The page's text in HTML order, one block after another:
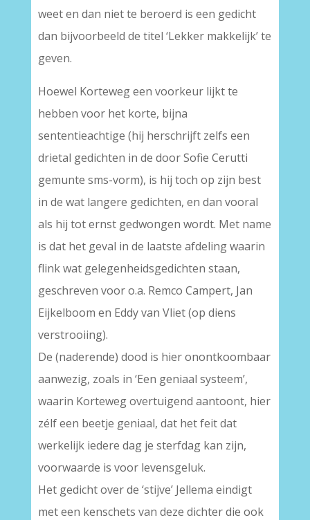
weet en dan niet te beroerd is een gedicht
dan bijvoorbeeld de titel ‘Lekker makkelijk’ te
geven.
Hoewel Korteweg een voorkeur lijkt te
hebben voor het korte, bijna
sententieachtige (hij herschrijft zelfs een
drietal gedichten in de door Sofie Cerutti
gemunte sms-vorm), is hij toch op zijn best
in de wat langere gedichten, en dan vooral
als hij tot ernst gedwongen wordt. Met name
is dat het geval in de laatste afdeling waarin
flink wat gelegenheidsgedichten staan,
geschreven voor o.a. Remco Campert, Jan
Eijkelboom en Eddy van Vliet (op diens
verstrooiing).
De (naderende) dood is hier onontkoombaar
aanwezig, zoals in ‘Een geniaal systeem’,
waarin Korteweg overtuigend aantoont, hier
zélf een beetje geniaal, dat het feit dat
werkelijk iedere dag je sterfdag kan zijn,
voorwaarde is voor levensgeluk.
Het gedicht over de ‘stijve’ Jellema eindigt
met een kenschets van deze dichter die ook